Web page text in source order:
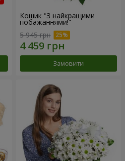
Кошик "З найкращими
побажаннями!"
5 945 грн
Замовити